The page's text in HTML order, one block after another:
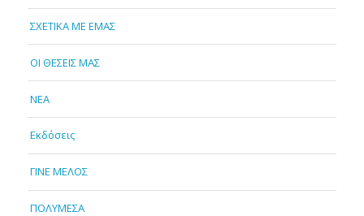
ΣΧΕΤΙΚΑ ΜΕ ΕΜΑΣ
OI ΘΕΣΕΙΣ ΜΑΣ
NEA
Εκδόσεις
ΓΙΝΕ ΜΕΛΟΣ
ΠΟΛΥΜΕΣΑ